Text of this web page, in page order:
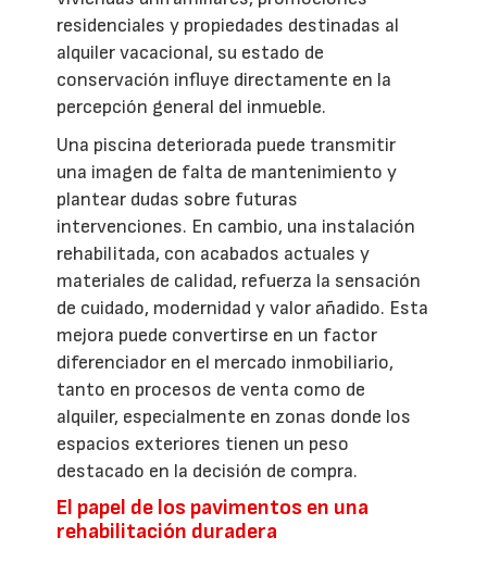
residenciales y propiedades destinadas al
alquiler vacacional, su estado de
conservación influye directamente en la
percepción general del inmueble.
Una piscina deteriorada puede transmitir
una imagen de falta de mantenimiento y
plantear dudas sobre futuras
intervenciones. En cambio, una instalación
rehabilitada, con acabados actuales y
materiales de calidad, refuerza la sensación
de cuidado, modernidad y valor añadido. Esta
mejora puede convertirse en un factor
diferenciador en el mercado inmobiliario,
tanto en procesos de venta como de
alquiler, especialmente en zonas donde los
espacios exteriores tienen un peso
destacado en la decisión de compra.
El papel de los pavimentos en una
rehabilitación duradera